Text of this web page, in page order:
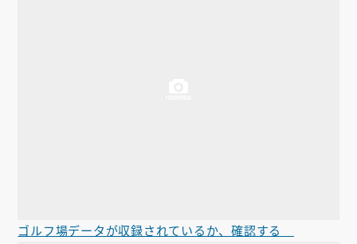
ゴルフ場データが収録されているか、確認する